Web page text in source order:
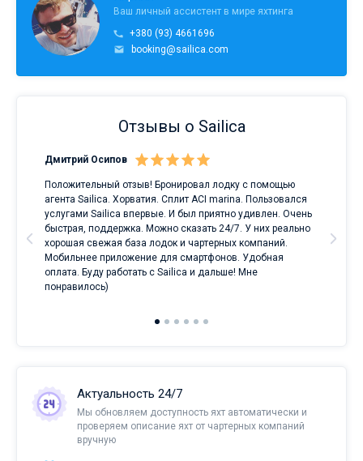
Ваш личный ассистент в мире яхтинга
+380 (93) 4661696
booking@sailica.com
Отзывы о Sailica
Дмитрий Осипов
Положительный отзыв! Бронировал лодку с помощью
агента Sailica. Хорватия. Сплит ACI marina. Пользовался
услугами Sailica впервые. И был приятно удивлен. Очень
быстрая, поддержка. Можно сказать 24/7. У них реально
хорошая свежая база лодок и чартерных компаний.
Мобильнее приложение для смартфонов. Удобная
оплата. Буду работать с Sailica и дальше! Мне
понравилось)
Актуальность 24/7
Мы обновляем доступность яхт автоматически и
проверяем описание яхт от чартерных компаний
вручную